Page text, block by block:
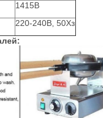
1415В
220-240В, 50Хз